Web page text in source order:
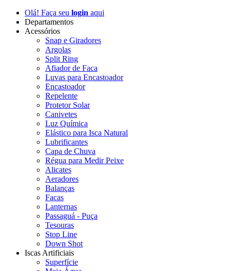
Olá! Faça seu login aqui
Departamentos
Acessórios
Snap e Giradores
Argolas
Split Ring
Afiador de Faca
Luvas para Encastoador
Encastoador
Repelente
Protetor Solar
Canivetes
Luz Química
Elástico para Isca Natural
Lubrificantes
Capa de Chuva
Régua para Medir Peixe
Alicates
Aeradores
Balanças
Facas
Lanternas
Passaguá - Puça
Tesouras
Stop Line
Down Shot
Iscas Artificiais
Superfície